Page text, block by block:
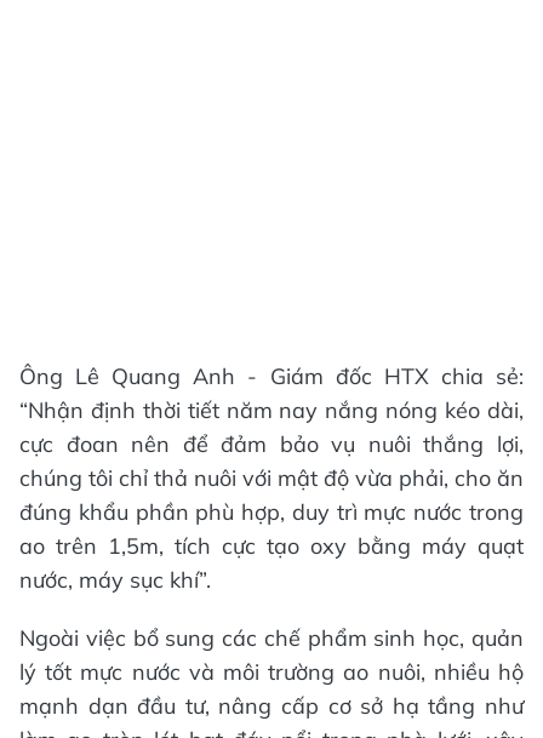
Ông Lê Quang Anh - Giám đốc HTX chia sẻ:
“Nhận định thời tiết năm nay nắng nóng kéo dài,
cực đoan nên để đảm bảo vụ nuôi thắng lợi,
chúng tôi chỉ thả nuôi với mật độ vừa phải, cho ăn
đúng khẩu phần phù hợp, duy trì mực nước trong
ao trên 1,5m, tích cực tạo oxy bằng máy quạt
nước, máy sục khí”.
Ngoài việc bổ sung các chế phẩm sinh học, quản
lý tốt mực nước và môi trường ao nuôi, nhiều hộ
mạnh dạn đầu tư, nâng cấp cơ sở hạ tầng như